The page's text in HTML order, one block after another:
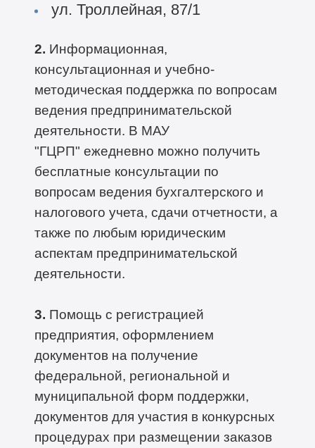
ул. Троллейная, 87/1
2. Информационная,
консультационная и учебно-
методическая поддержка по вопросам
ведения предпринимательской
деятельности. В МАУ
"ГЦРП" ежедневно можно получить
бесплатные консультации по
вопросам ведения бухгалтерского и
налогового учета, сдачи отчетности, а
также по любым юридическим
аспектам предпринимательской
деятельности.
3. Помощь с регистрацией
предприятия, оформлением
документов на получение
федеральной, региональной и
муниципальной форм поддержки,
документов для участия в конкурсных
процедурах при размещении заказов